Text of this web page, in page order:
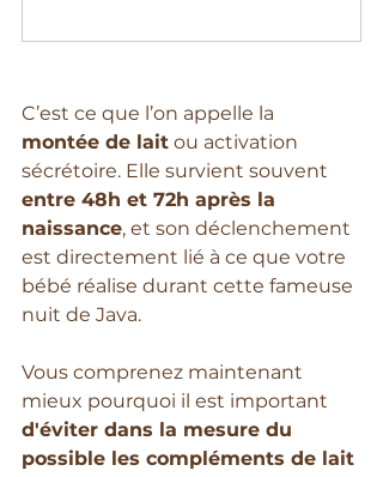
C’est ce que l’on appelle la
montée de lait ou activation
sécrétoire. Elle survient souvent
entre 48h et 72h après la
naissance, et son déclenchement
est directement lié à ce que votre
bébé réalise durant cette fameuse
nuit de Java.
Vous comprenez maintenant
mieux pourquoi il est important
d'éviter dans la mesure du
possible les compléments de lait